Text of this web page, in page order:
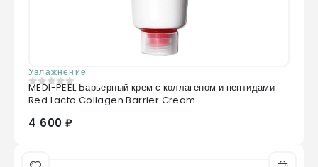
Увлажнение
0из 5
MEDI-PEEL Барьерный крем с коллагеном и пептидами
Red Lacto Collagen Barrier Cream
4 600 ₽